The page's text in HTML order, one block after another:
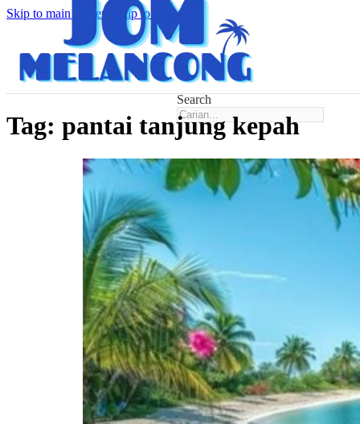
Skip to main content Skip to footer
Search
Tag: pantai tanjung kepah